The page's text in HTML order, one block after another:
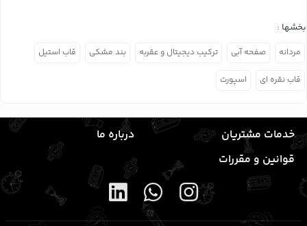
بخشها :
مردانه صفحه آبی ترکیب دیجیتال و عقربه بند مشکی قاب استیل
قاب نقره ای اسپورت
خدمات مشتریان
درباره ما
قوانین و مقررات